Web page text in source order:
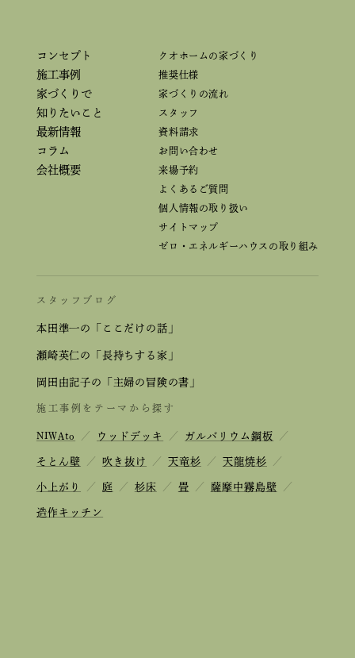
コンセプト
施工事例
家づくりで
知りたいこと
最新情報
コラム
会社概要
クオホームの家づくり
推奨仕様
家づくりの流れ
スタッフ
資料請求
お問い合わせ
来場予約
よくあるご質問
個人情報の取り扱い
サイトマップ
ゼロ・エネルギーハウスの取り組み
スタッフブログ
本田準一の「ここだけの話」
瀬崎英仁の「長持ちする家」
岡田由記子の「主婦の冒険の書」
施工事例をテーマから探す
NIWAto ／ ウッドデッキ ／ ガルバリウム鋼板 ／
そとん壁 ／ 吹き抜け ／ 天竜杉 ／ 天龍焼杉 ／
小上がり ／ 庭 ／ 杉床 ／ 畳 ／ 薩摩中霧島壁 ／
造作キッチン